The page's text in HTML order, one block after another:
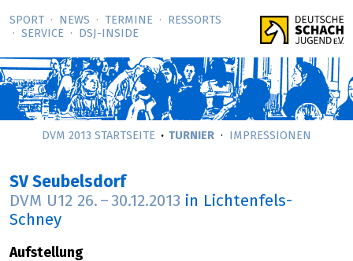
SPORT NEWS TERMINE
RESSORTS
SERVICE
DSJ-­INSIDE
DVM 2013 STARTSEITE TURNIER IMPRESSIONEN
SV Seubelsdorf
DVM U12 26. – 30.12.2013 in Lichtenfels-
Schney
Aufstellung